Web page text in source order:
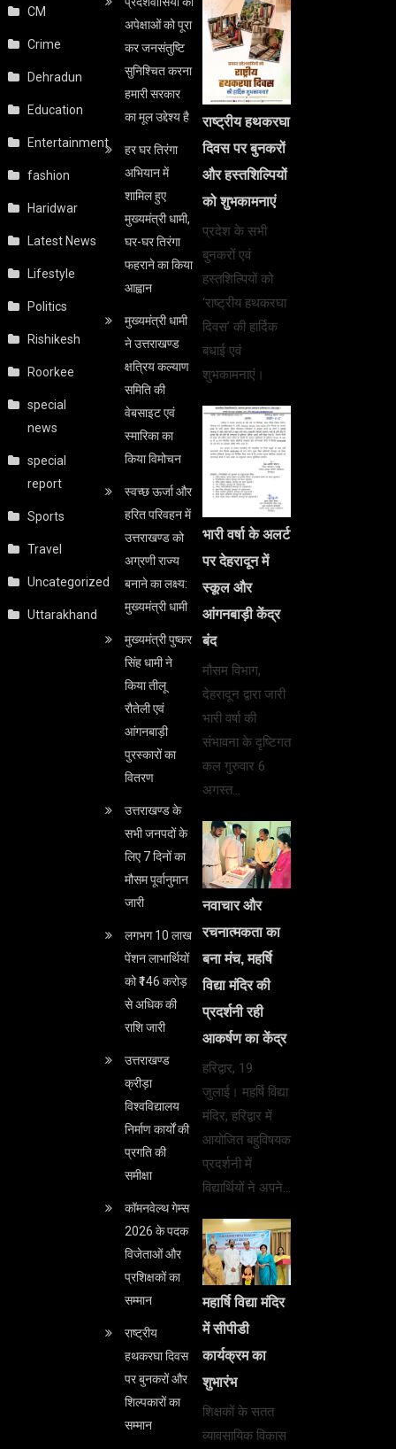
CM
Crime
Dehradun
Education
Entertainment
fashion
Haridwar
Latest News
Lifestyle
Politics
Rishikesh
Roorkee
special
news
special
report
Sports
Travel
Uncategorized
Uttarakhand
अपेक्षाओं को पूरा
कर जनसंतुष्टि
सुनिश्चित करना
हमारी सरकार
का मूल उद्देश्य है
हर घर तिरंगा
अभियान में
शामिल हुए
मुख्यमंत्री धामी,
घर-घर तिरंगा
फहराने का किया
आह्वान
मुख्यमंत्री धामी
ने उत्तराखण्ड
क्षत्रिय कल्याण
समिति की
वेबसाइट एवं
स्मारिका का
किया विमोचन
स्वच्छ ऊर्जा और
हरित परिवहन में
उत्तराखण्ड को
अग्रणी राज्य
बनाने का लक्ष्य:
मुख्यमंत्री धामी
मुख्यमंत्री पुष्कर
सिंह धामी ने
किया तीलू
रौतेली एवं
आंगनबाड़ी
पुरस्कारों का
वितरण
उत्तराखण्ड के
सभी जनपदों के
लिए 7 दिनों का
मौसम पूर्वानुमान
जारी
लगभग 10 लाख
पेंशन लाभार्थियों
को ₹146 करोड़
से अधिक की
राशि जारी
उत्तराखण्ड
क्रीड़ा
विश्वविद्यालय
निर्माण कार्यों की
प्रगति की
समीक्षा
कॉमनवेल्थ गेम्स
2026 के पदक
विजेताओं और
प्रशिक्षकों का
सम्मान
राष्ट्रीय
हथकरघा दिवस
पर बुनकरों और
शिल्पकारों का
सम्मान
राष्ट्रीय हथकरघा
दिवस पर बुनकरों
और हस्तशिल्पियों
को शुभकामनाएं
प्रदेश के सभी
बुनकरों एवं
हस्तशिल्पियों को
‘राष्ट्रीय हथकरघा
दिवस’ की हार्दिक
बधाई एवं
शुभकामनाएं।
भारी वर्षा के अलर्ट
पर देहरादून में
स्कूल और
आंगनबाड़ी केंद्र
बंद
मौसम विभाग,
देहरादून द्वारा जारी
भारी वर्षा की
संभावना के दृष्टिगत
कल गुरुवार 6
अगस्त…
नवाचार और
रचनात्मकता का
बना मंच, महर्षि
विद्या मंदिर की
प्रदर्शनी रही
आकर्षण का केंद्र
हरिद्वार, 19
जुलाई। महर्षि विद्या
मंदिर, हरिद्वार में
आयोजित बहुविषयक
प्रदर्शनी में
विद्यार्थियों ने अपने…
महार्षि विद्या मंदिर
में सीपीडी
कार्यक्रम का
शुभारंभ
शिक्षकों के सतत
व्यावसायिक विकास